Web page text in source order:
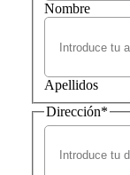
Nombre
Apellidos
Dirección*